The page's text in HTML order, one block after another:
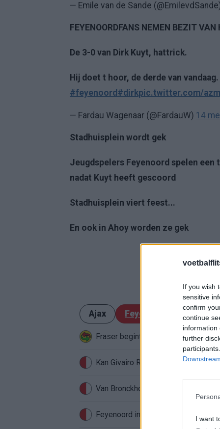
If you wish
sensitive
confirm
continue
information
further
I want
— Emile van de Sande
FEYENOORDFANS NEMEN BEZIT VAN
De 3-0 van Dirk Kuyt, hattrick.
Hij doet t hoor, de derde van
#feyenoord #dirkpic.twitter.com/
— Fardau Wagenaar (@FardauW) 14
Stadhuisplein wordt gek
Jeugdspelers Feyenoord spelen een
nadat Kuyt heeft gescoord
Stadhuisplein viert feest...
En ook in Ahoy worden ze gek
Ajax Feyenoord PSV
Fraser begint aan nieuwe
Van Bronckhorst voert druk op:
Feyenoord incasseert miljoenen: